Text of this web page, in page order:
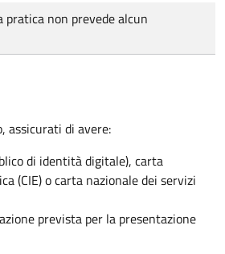
pratica non prevede alcun
assicurati di avere:
di identità digitale), carta
(CIE) o carta nazionale dei servizi
prevista per la presentazione